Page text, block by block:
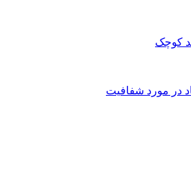
در مورد شفافیت